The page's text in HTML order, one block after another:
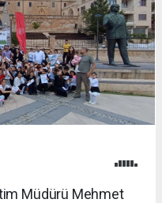
Müdürü Mehmet